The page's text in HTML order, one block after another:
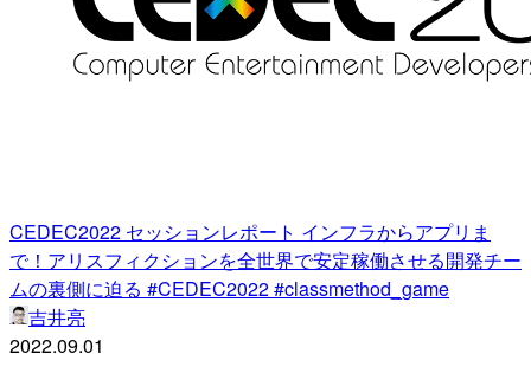
CEDEC2022 セッションレポート インフラからアプリま
で！アリスフィクションを全世界で安定稼働させる開発チー
ムの裏側に迫る #CEDEC2022 #classmethod_game
吉井亮
2022.09.01